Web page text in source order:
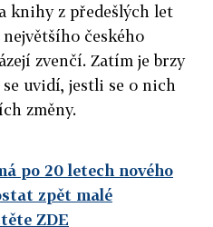
knihy z předešlých let
českého
zvenčí. Zatím je brzy
uvidí, jestli se o nich
změny.
po 20 letech nového
zpět malé
ZDE